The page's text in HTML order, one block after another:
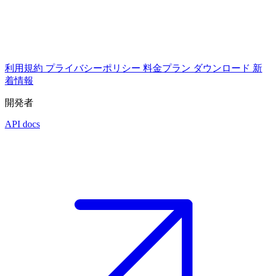
利用規約 プライバシーポリシー 料金プラン ダウンロード 新
着情報
開発者
API docs